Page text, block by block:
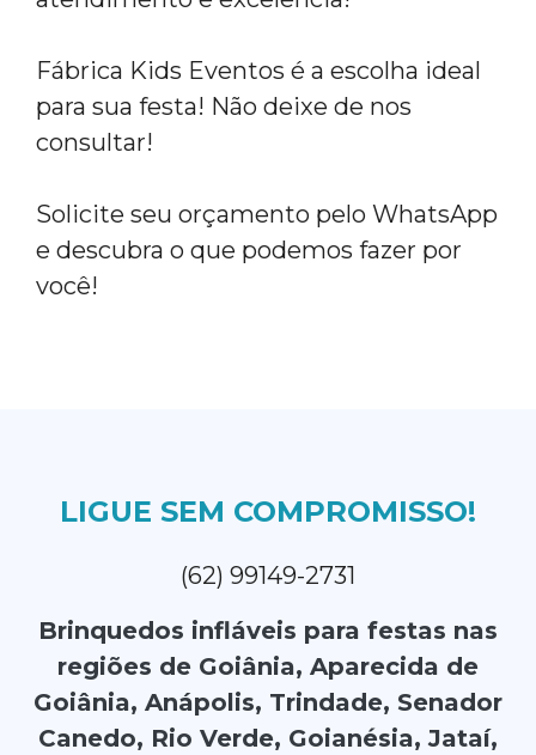
Fábrica Kids Eventos é a escolha ideal
para sua festa! Não deixe de nos
consultar!
Solicite seu orçamento pelo WhatsApp
e descubra o que podemos fazer por
você!
LIGUE SEM COMPROMISSO!
(62) 99149-2731
Brinquedos infláveis para festas nas
regiões de Goiânia, Aparecida de
Goiânia, Anápolis, Trindade, Senador
Canedo, Rio Verde, Goianésia, Jataí,